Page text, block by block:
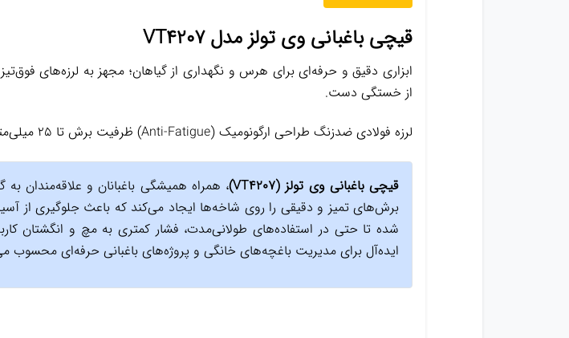
قیچی باغبانی وی تولز مدل VT4207
ابزاری دقیق و حرفه‌ای برای هرس و نگهداری از گیاهان؛ مجهز به لرزه‌های
از خستگی دست.
لرزه فولادی ضدزنگ طراحی ارگونومیک (Anti-Fatigue) ظرفیت برش تا ۲۵ میلی‌متر دارای سیستم قفل ایمنی وزن سبک و کاربردی
قیچی باغبانی وی تولز (VT4207) ، همراه همیشگی باغبانان و علاقه‌مندان
برش‌های تمیز و دقیقی را روی شاخه‌ها ایجاد می‌کند که باعث جلوگیری از
شده تا حتی در استفاده‌های طولانی‌مدت، فشار کمتری به مچ و انگشتان
ایده‌آل برای مدیریت باغچه‌های خانگی و پروژه‌های باغبانی حرفه‌ای محسوب